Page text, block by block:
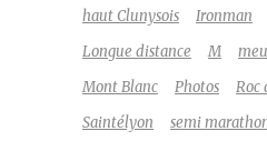
haut Clunysois
Ironman
Longue distance
M
Mont Blanc
Photos Roc
Saintélyon
semi